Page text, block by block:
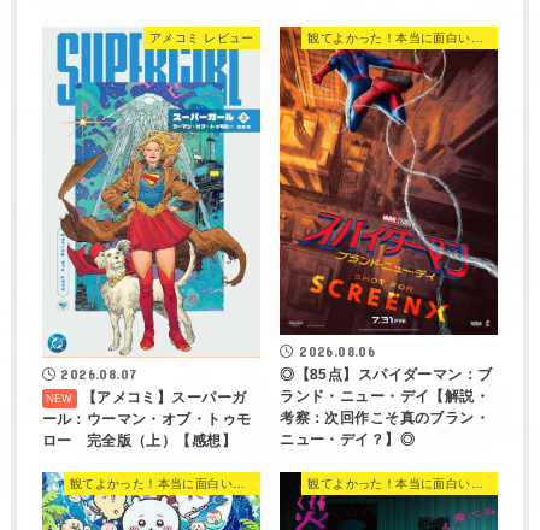
アメコミ レビュー
2026.08.07
【アメコミ】スーパーガ
ール：ウーマン・オブ・トゥモ
ロー 完全版（上）【感想】
2026.08.06
◎【85点】スパイダーマン：ブ
ランド・ニュー・デイ【解説・
考察：次回作こそ真のブラン・
ニュー・デイ？】◎